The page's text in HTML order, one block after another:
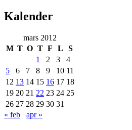
Kalender
mars 2012
M T O T F L
S
1
2 3
4
5
6 7 8 9 10 11
12 13 14 15 16 17 18
19 20 21 22 23 24 25
26 27 28 29 30 31
« feb
apr »